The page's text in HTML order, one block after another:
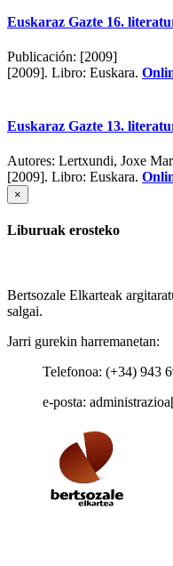
Euskaraz Gazte 16.
Publicación: [2009]
[2009]. Libro: Euskara.
Euskaraz Gazte 13.
Autores: Lertxundi, Joxe
[2009]. Libro: Euskara.
×
Liburuak erosteko
Bertsozale Elkarteak
salgai.
Jarri gurekin harremanetan:
Telefonoa: (+34) 943
e-posta: